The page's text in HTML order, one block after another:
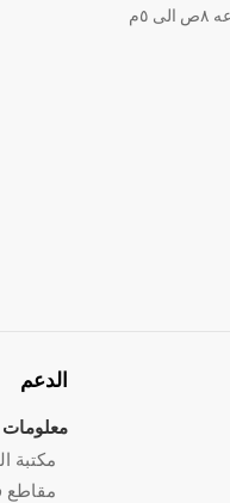
الدعم
مكتبة
مقاطع